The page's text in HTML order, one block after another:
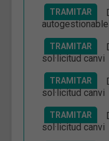
TRAMITAR
TRAMITAR
sol·licitud canvi
TRAMITAR
sol·licitud canvi
TRAMITAR
sol·licitud canvi